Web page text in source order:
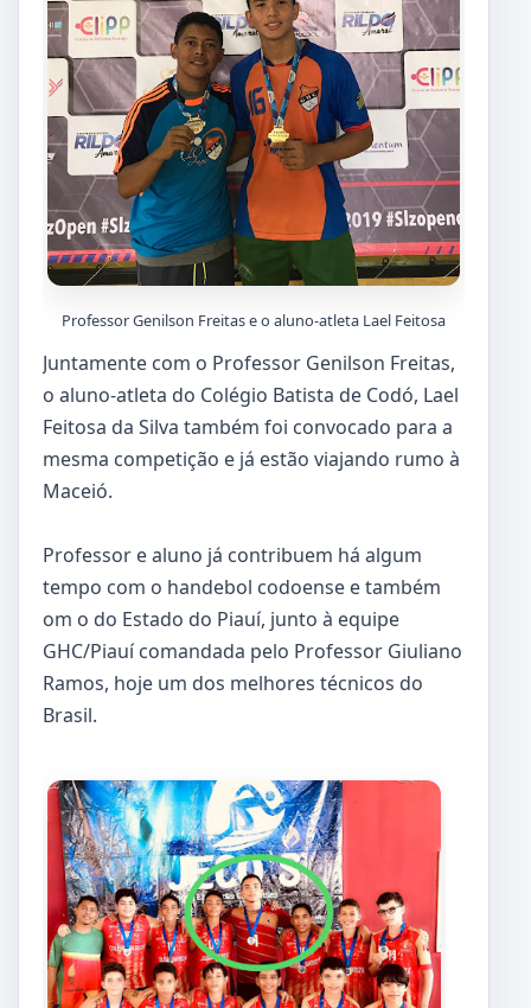
Professor Genilson Freitas e o aluno-atleta Lael Feitosa
Juntamente com o Professor Genilson Freitas,
o aluno-atleta do Colégio Batista de Codó, Lael
Feitosa da Silva também foi convocado para a
mesma competição e já estão viajando rumo à
Maceió.
Professor e aluno já contribuem há algum
tempo com o handebol codoense e também
om o do Estado do Piauí, junto à equipe
GHC/Piauí comandada pelo Professor Giuliano
Ramos, hoje um dos melhores técnicos do
Brasil.